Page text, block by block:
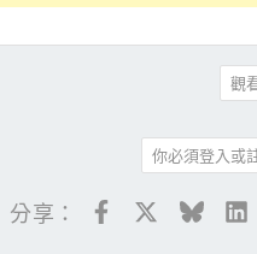
觀
你必須登入或
分享： Facebook